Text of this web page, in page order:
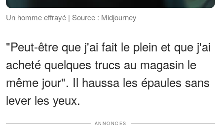
Un homme effrayé | Source : Midjourney
"Peut-être que j'ai fait le plein et que j'ai
acheté quelques trucs au magasin le
même jour". Il haussa les épaules sans
lever les yeux.
ANNONCES